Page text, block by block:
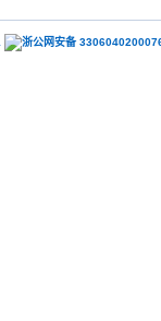
浙公网安备